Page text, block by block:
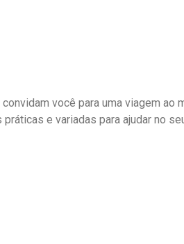
você para uma viagem
e variadas para ajudar no